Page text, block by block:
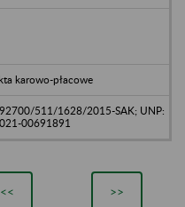
karowo-płacowe
511/1628/2015-SAK; UNP:
00691891
<< >>